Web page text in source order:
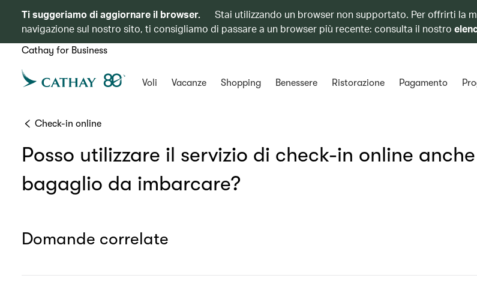
Ti suggeriamo di aggiornare il browser.
Stai utilizzando un browser non supportato. Per offrirti la
navigazione sul nostro sito, ti consigliamo di passare a un browser più recente: consulta il nostro
Cathay for Business
Voli Vacanze Shopping Benessere Ristorazione Pagamento
Check-in online
Posso utilizzare il servizio di check-in online
bagaglio da imbarcare?
Domande correlate